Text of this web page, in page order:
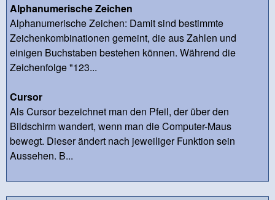
Alphanumerische Zeichen
Alphanumerische Zeichen: Damit sind bestimmte
Zeichenkombinationen gemeint, die aus Zahlen und
einigen Buchstaben bestehen können. Während die
Zeichenfolge "123...
Cursor
Als Cursor bezeichnet man den Pfeil, der über den
Bildschirm wandert, wenn man die Computer-Maus
bewegt. Dieser ändert nach jeweiliger Funktion sein
Aussehen. B...